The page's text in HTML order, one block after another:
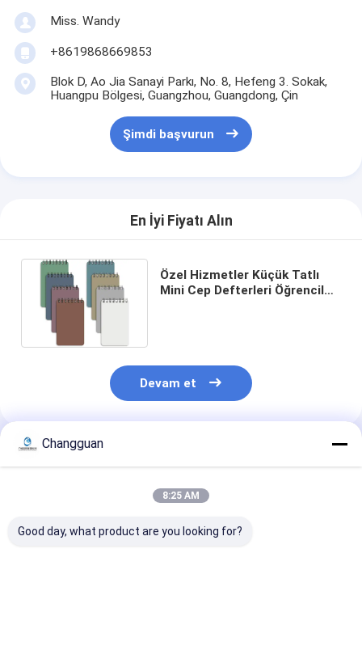
Miss. Wandy
+8619868669853
Blok D, Ao Jia Sanayi Parkı, No. 8, Hefeng 3. Sokak,
Huangpu Bölgesi, Guangzhou, Guangdong, Çin
Şimdi başvurun
En İyi Fiyatı Alın
Özel Hizmetler Küçük Tatlı
Mini Cep Defterleri Öğrenciler
Devam et
Önerilen Ürünler
Changguan
8:25 AM
Good day, what product are you looking for?